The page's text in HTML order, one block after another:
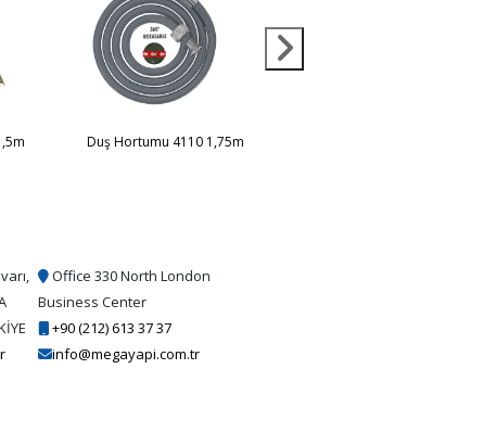
Duş Hortumu 4110 1,75m
Office 330 North London
Business Center
+90 (212) 613 37 37
info@megayapi.com.tr